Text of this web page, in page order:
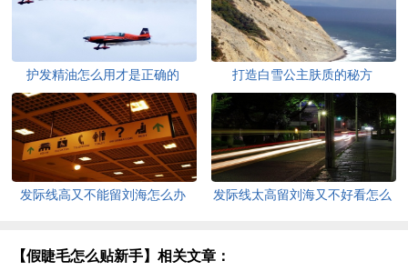
护发精油怎么用才是正确的 打造白雪公主肤质的秘方
发际线高又不能留刘海怎么办
发际线太高留刘海又不好看怎么
【假睫毛怎么贴新手】相关文章：